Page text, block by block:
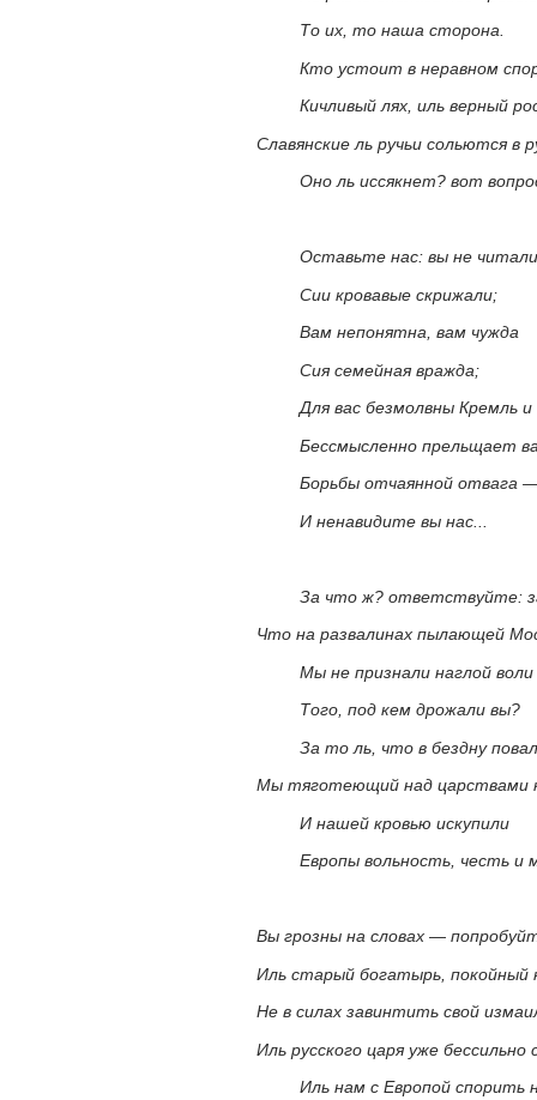
То их, то наша сторона.
Кто устоит в неравном
Кичливый лях, иль верный
Славянские ль ручьи сольются в
Оно ль иссякнет? вот
Оставьте нас: вы не
Сии кровавые скрижали;
Вам непонятна, вам чужда
Сия семейная вражда;
Для вас безмолвны Кремль и
Бессмысленно прельщает
Борьбы отчаянной отвага
И ненавидите вы нас...
За что ж? ответствуйте:
Что на развалинах пылающей
Мы не признали наглой воли
Того, под кем дрожали вы?
За то ль, что в бездну
Мы тяготеющий над царствами
И нашей кровью искупили
Европы вольность, честь и
Вы грозны на словах —
Иль старый богатырь, покойный
Не в силах завинтить свой
Иль русского царя уже бессильно
Иль нам с Европой спорить